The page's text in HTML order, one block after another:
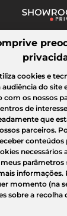
marca, um
Modacookies e
do site
com os nossos
de
que
parceiros.
parâmetros
informações.
momento (na
sobre a